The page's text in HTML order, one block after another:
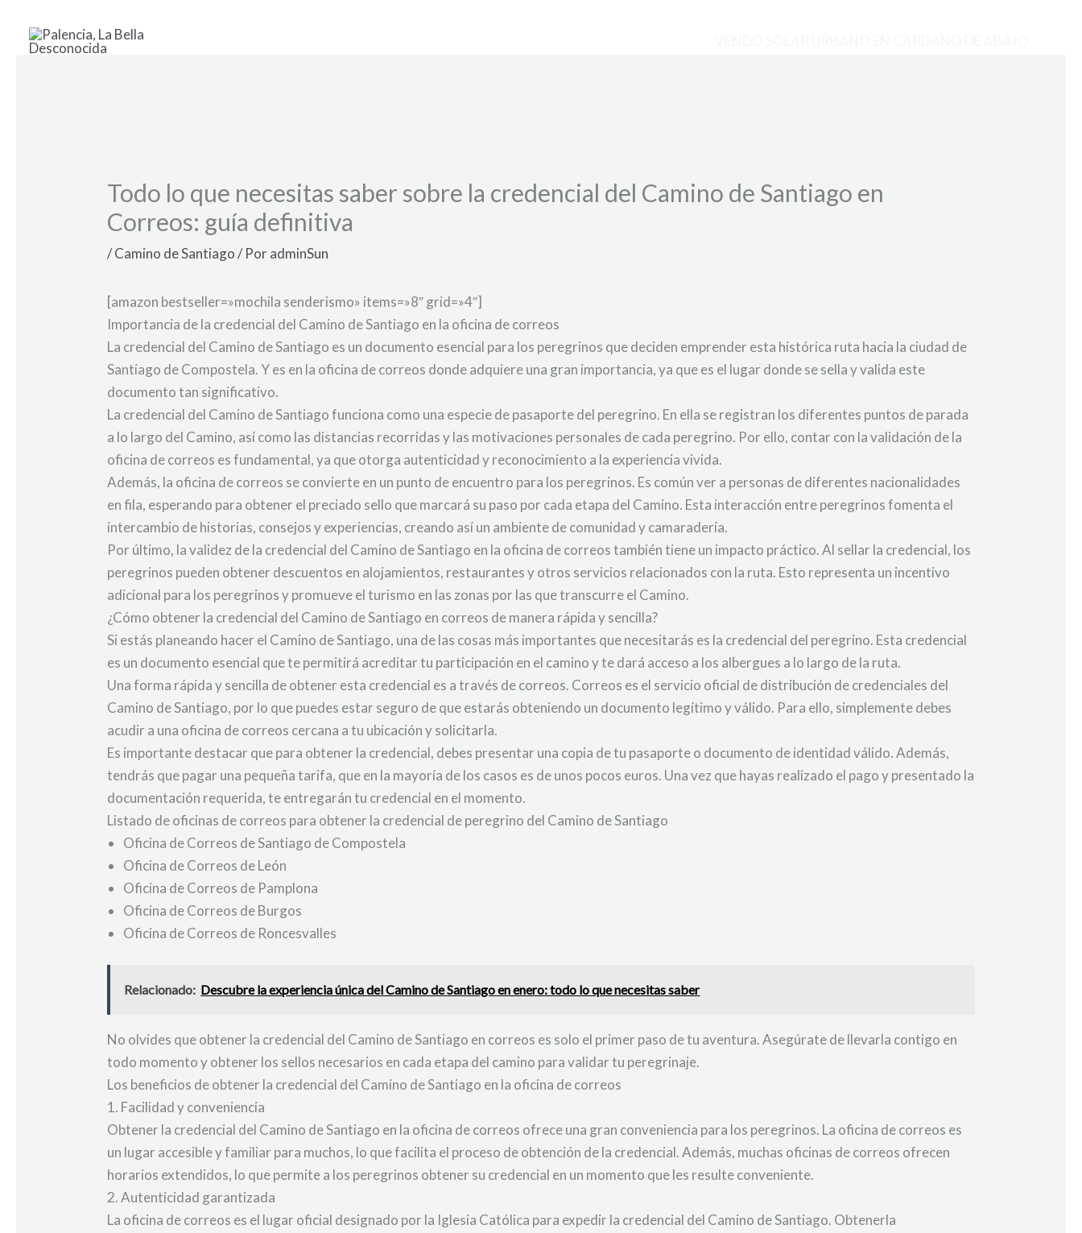
contenido
Todo lo que necesitas saber sobre la credencial del Camino de Santiago en
Correos: guía definitiva
/Camino de Santiago/ PoradminSun
[amazon bestseller=»mochila senderismo» items=»8″ grid=»4″]
Importancia de la credencial del Camino de Santiago en la oficina de correos
La credencial del Camino de Santiago es un documento esencial para los peregrinos que deciden emprender esta histórica ruta hacia la ciudad de
Santiago de Compostela. Y es en la oficina de correos donde adquiere una gran importancia, ya que es el lugar donde se sella y valida este
documento tan significativo.
La credencial del Camino de Santiago funciona como una especie de pasaporte del peregrino. En ella se registran los diferentes puntos de parada
a lo largo del Camino, así como las distancias recorridas y las motivaciones personales de cada peregrino. Por ello, contar con la validación de la
oficina de correos es fundamental, ya que otorga autenticidad y reconocimiento a la experiencia vivida.
Además, la oficina de correos se convierte en un punto de encuentro para los peregrinos. Es común ver a personas de diferentes nacionalidades
en fila, esperando para obtener el preciado sello que marcará su paso por cada etapa del Camino. Esta interacción entre peregrinos fomenta el
intercambio de historias, consejos y experiencias, creando así un ambiente de comunidad y camaradería.
Por último, la validez de la credencial del Camino de Santiago en la oficina de correos también tiene un impacto práctico. Al sellar la credencial, los
peregrinos pueden obtener descuentos en alojamientos, restaurantes y otros servicios relacionados con la ruta. Esto representa un incentivo
adicional para los peregrinos y promueve el turismo en las zonas por las que transcurre el Camino.
¿Cómo obtener la credencial del Camino de Santiago en correos de manera rápida y sencilla?
Si estás planeando hacer el Camino de Santiago, una de las cosas más importantes que necesitarás es la credencial del peregrino. Esta credencial
es un documento esencial que te permitirá acreditar tu participación en el camino y te dará acceso a los albergues a lo largo de la ruta.
Una forma rápida y sencilla de obtener esta credencial es a través de correos. Correos es el servicio oficial de distribución de credenciales del
Camino de Santiago, por lo que puedes estar seguro de que estarás obteniendo un documento legítimo y válido. Para ello, simplemente debes
acudir a una oficina de correos cercana a tu ubicación y solicitarla.
Es importante destacar que para obtener la credencial, debes presentar una copia de tu pasaporte o documento de identidad válido. Además,
tendrás que pagar una pequeña tarifa, que en la mayoría de los casos es de unos pocos euros. Una vez que hayas realizado el pago y presentado la
documentación requerida, te entregarán tu credencial en el momento.
Listado de oficinas de correos para obtener la credencial de peregrino del Camino de Santiago
Oficina de Correos de Santiago de Compostela
Oficina de Correos de León
Oficina de Correos de Pamplona
Oficina de Correos de Burgos
Oficina de Correos de Roncesvalles
Relacionado: Descubre la experiencia única del Camino de Santiago en enero: todo lo que necesitas saber
No olvides que obtener la credencial del Camino de Santiago en correos es solo el primer paso de tu aventura. Asegúrate de llevarla contigo en
todo momento y obtener los sellos necesarios en cada etapa del camino para validar tu peregrinaje.
Los beneficios de obtener la credencial del Camino de Santiago en la oficina de correos
1. Facilidad y conveniencia
Obtener la credencial del Camino de Santiago en la oficina de correos ofrece una gran conveniencia para los peregrinos. La oficina de correos es
un lugar accesible y familiar para muchos, lo que facilita el proceso de obtención de la credencial. Además, muchas oficinas de correos ofrecen
horarios extendidos, lo que permite a los peregrinos obtener su credencial en un momento que les resulte conveniente.
2. Autenticidad garantizada
La oficina de correos es el lugar oficial designado por la Iglesia Católica para expedir la credencial del Camino de Santiago. Obtenerla